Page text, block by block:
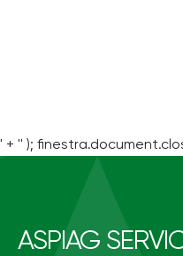
' + '' );
ASPIAG